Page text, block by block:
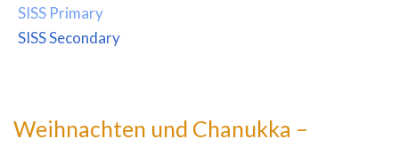
SISS Primary
SISS Secondary
Weihnachten und Chanukka –